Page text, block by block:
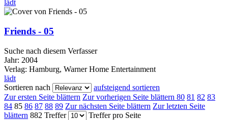
lädt
Friends - 05
Suche nach diesem Verfasser
Jahr: 2004
Verlag: Hamburg, Warner Home Entertainment
lädt
Sortieren nach
aufsteigend sortieren
Zur ersten Seite blättern Zur vorherigen Seite blättern 80 81 82 83
84 85 86 87 88 89 Zur nächsten Seite blättern Zur letzten Seite
blättern 882 Treffer Treffer pro Seite